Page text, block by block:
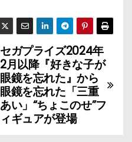
セガプライズ2024年
2月以降『好きな子が
眼鏡を忘れた』から
眼鏡を忘れた「三重
あい」“ちょこのせ”フ
ィギュアが登場